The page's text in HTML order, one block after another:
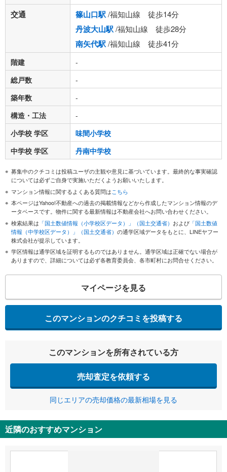
交通 篠山口駅/福知山線 徒歩14分
丹波大山駅/福知山線 徒歩28分
南矢代駅/福知山線 徒歩41分
階建
-
総戸数
-
築年数
-
構造・工法
-
小学校 学区
味間小学校
中学校 学区
丹南中学校
募集中のクチコミは投稿ユーザの主観や意見に基づいています。最終的な事実確認
については必ずご自身で実施いただくようお願いいたします。
マンション情報に関するよくある質問はこちら
本ページはYahoo!不動産への過去の掲載情報などから作成したマンション情報のデ
ータベースです。物件に関する最新情報は不動産会社へお問い合わせください。
検索結果は 「国土数値情報（小学校区データ）」（国土交通省） および 「国土数値
情報（中学校区データ）」（国土交通省） の通学区域データをもとに、LINEヤフー
株式会社が提示しています。
学区情報は通学区域を証明するものではありません。通学区域は正確でない場合が
ありますので、詳細については必ず各教育委員会、各市町村にお問合せください。
マイページを見る
このマンションのクチコミを投稿する
このマンションを所有されている方
売却査定を依頼する
同じエリアの売却価格の最新相場を見る
近隣のおすすめマンション